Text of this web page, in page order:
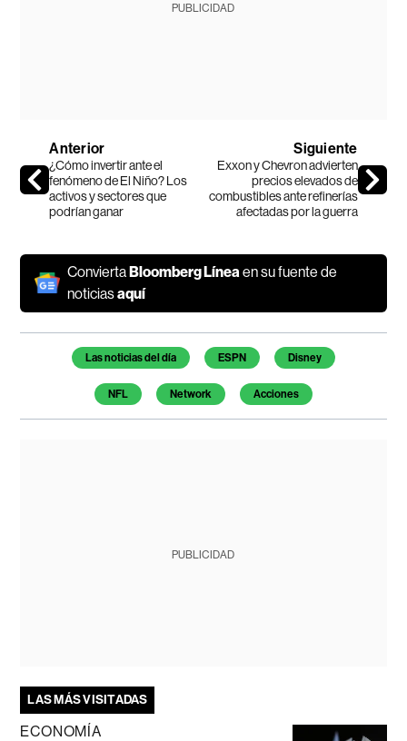
PUBLICIDAD
Anterior
¿Cómo invertir ante el
fenómeno de El Niño? Los
activos y sectores que
podrían ganar
Siguiente
Exxon y Chevron advierten
precios elevados de
combustibles ante refinerías
afectadas por la guerra
ConviertaBloomberg Línea en su fuente de
noticiasaquí
Temas de este artículo
Las noticias del día ESPN Disney
NFL Network Acciones
PUBLICIDAD
LAS MÁS VISITADAS
ECONOMÍA